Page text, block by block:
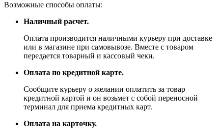
Возможные способы оплаты:
Наличный расчет.
Оплата производится наличными курьеру при доставке
или в магазине при самовывозе. Вместе с товаром
передается товарный и кассовый чеки.
Оплата по кредитной карте.
Сообщите курьеру о желании оплатить за товар
кредитной картой и он возьмет с собой переносной
терминал для приема кредитных карт.
Оплата на карточку.